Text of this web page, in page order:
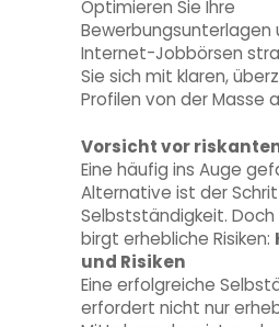
Optimieren Sie Ihre
Bewerbungsunterlagen
Internet-Jobbörsen
Sie sich mit klaren,
Profilen von der Masse
Vorsicht vor
Eine häufig ins Auge
Alternative ist der
Selbstständigkeit. Doch
birgt erhebliche Risiken:
und Risiken
Eine erfolgreiche
erfordert nicht nur